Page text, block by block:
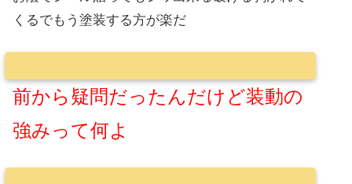
くるでもう塗装する方が楽だ
前から疑問だったんだけど装動の
強みって何よ